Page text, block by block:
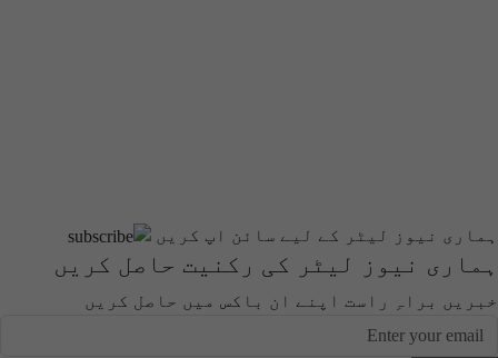
ہماری نیوز لیٹر کے لیے سائن اپ کریں
ہماری نیوز لیٹر کی رکنیت حاصل کریں
خبریں براہِ راست اپنے ان باکس میں حاصل کریں